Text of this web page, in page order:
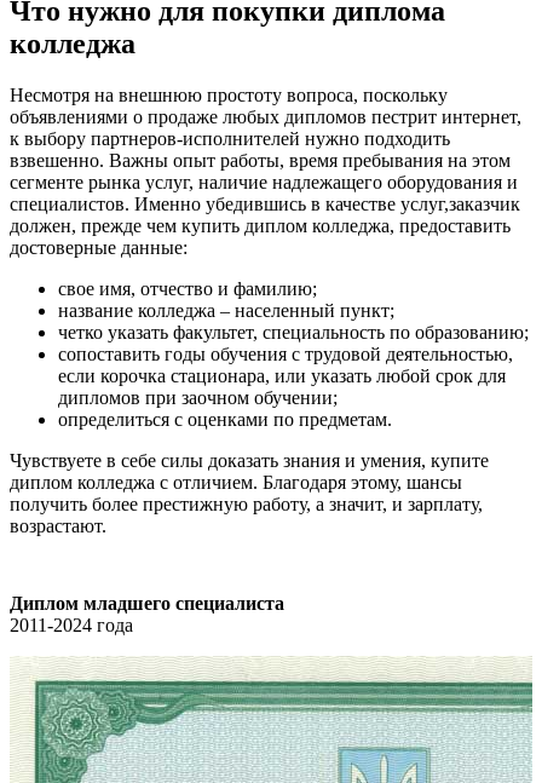
Что нужно для покупки диплома
колледжа
Несмотря на внешнюю простоту вопроса, поскольку
объявлениями о продаже любых дипломов пестрит интернет,
к выбору партнеров-исполнителей нужно подходить
взвешенно. Важны опыт работы, время пребывания на этом
сегменте рынка услуг, наличие надлежащего оборудования и
специалистов. Именно убедившись в качестве услуг,заказчик
должен, прежде чем купить диплом колледжа, предоставить
достоверные данные:
свое имя, отчество и фамилию;
название колледжа – населенный пункт;
четко указать факультет, специальность по образованию;
сопоставить годы обучения с трудовой деятельностью,
если корочка стационара, или указать любой срок для
дипломов при заочном обучении;
определиться с оценками по предметам.
Чувствуете в себе силы доказать знания и умения, купите
диплом колледжа с отличием. Благодаря этому, шансы
получить более престижную работу, а значит, и зарплату,
возрастают.
Диплом младшего специалиста
2011-2024 года